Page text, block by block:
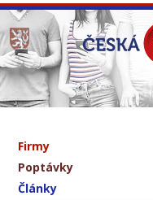
Firmy
Poptávky
Články